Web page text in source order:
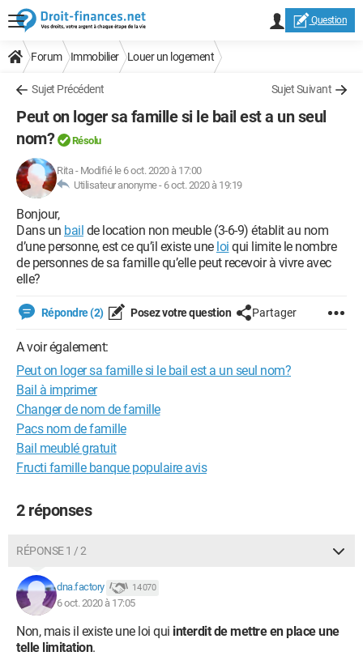
Question
Forum Immobilier Louer un logement
Sujet Précédent Sujet Suivant
Peut on loger sa famille si le bail est a un seul
nom?
Résolu
Rita- Modifié le 6 oct. 2020 à 17:00
Utilisateur anonyme - 6 oct. 2020 à 19:19
Bonjour,
Dans un bail de location non meuble (3-6-9) établit au nom
d’une personne, est ce qu’il existe une loi qui limite le nombre
de personnes de sa famille qu’elle peut recevoir à vivre avec
elle?
Répondre (2) Posez votre question Partager
A voir également:
Peut on loger sa famille si le bail est a un seul nom?
Bail à imprimer
Changer de nom de famille
Pacs nom de famille
Bail meublé gratuit
Fructi famille banque populaire avis
2 réponses
RÉPONSE 1 / 2
dna.factory 14 070
6 oct. 2020 à 17:05
Non, mais il existe une loi qui interdit de mettre en place une
telle limitation.